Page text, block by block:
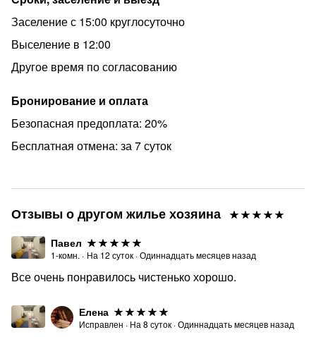
Также бесплатная парковка во дворах. Платно можно
запарковаться прям у парадной вдоль улицы Блохина.
Наш двор закрыт для парковки, но можно найти
открытый двор рядом и запарковаться там или уехать
бесплатной парковки в приложении, в интернете).
Заселение с 15:00 круглосуточно
Выселение в 12:00
Другое время по согласованию
Бронирование и оплата
Безопасная предоплата: 20%
Бесплатная отмена: за 7 суток
Отзывы о другом жилье хозяина
Павел
1-комн. · На 12 суток ·Одиннадцать месяцев назад
Все очень понравилось чистенько хорошо.
Елена
Исправлен · На 8 суток ·Одиннадцать месяцев назад